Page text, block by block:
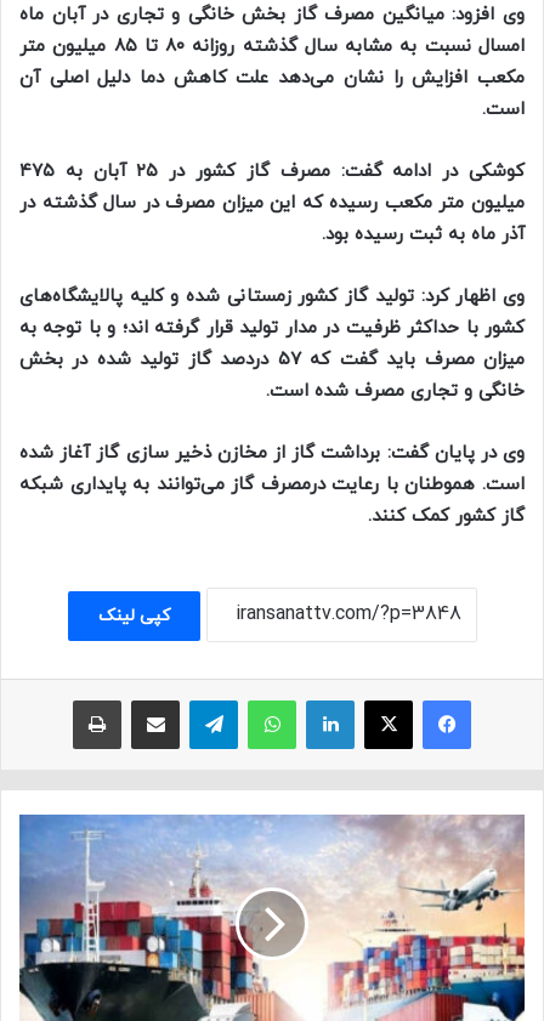
وی افزود: میانگین مصرف گاز بخش خانگی و تجاری در آبان ماه
امسال نسبت به مشابه سال گذشته روزانه ۸۰ تا ۸۵ میلیون متر
مکعب افزایش را نشان می‌دهد علت کاهش دما دلیل اصلی آن
است.
کوشکی در ادامه گفت: مصرف گاز کشور در ۲۵ آبان به ۴۷۵
میلیون متر مکعب رسیده که این میزان مصرف در سال گذشته در
آذر ماه به ثبت رسیده بود.
وی اظهار کرد: تولید گاز کشور زمستانی شده و کلیه پالایشگاه‌های
کشور با حداکثر ظرفیت در مدار تولید قرار گرفته اند؛ و با توجه به
میزان مصرف باید گفت که ۵۷ دردصد گاز تولید شده در بخش
خانگی و تجاری مصرف شده است.
وی در پایان گفت: برداشت گاز از مخازن ذخیر سازی گاز آغاز شده
است. هموطنان با رعایت درمصرف گاز می‌توانند به پایداری شبکه
گاز کشور کمک کنند.
کپی لینک
فیسبوک ایکس لینکداین واتس آپ تلگرام